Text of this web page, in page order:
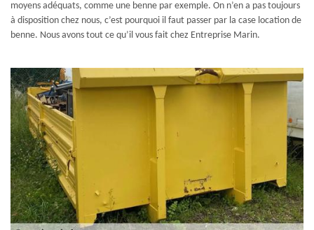
moyens adéquats, comme une benne par exemple. On n’en a pas toujours
à disposition chez nous, c’est pourquoi il faut passer par la case location de
benne. Nous avons tout ce qu’il vous fait chez Entreprise Marin.